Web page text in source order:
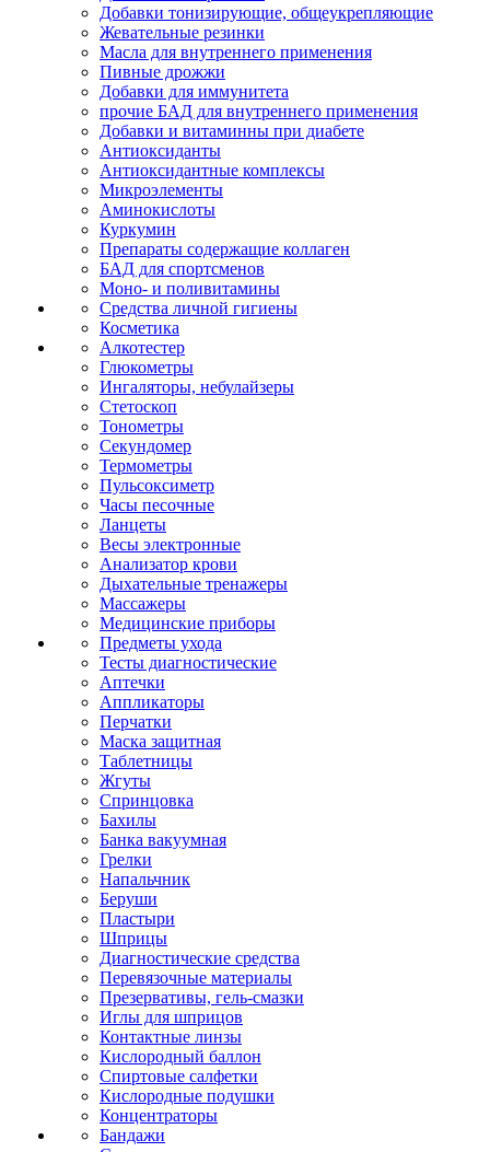
Добавки тонизирующие, общеукрепляющие
Жевательные резинки
Масла для внутреннего применения
Пивные дрожжи
Добавки для иммунитета
прочие БАД для внутреннего применения
Добавки и витаминны при диабете
Антиоксиданты
Антиоксидантные комплексы
Микроэлементы
Аминокислоты
Куркумин
Препараты содержащие коллаген
БАД для спортсменов
Моно- и поливитамины
Средства личной гигиены
Косметика
Алкотестер
Глюкометры
Ингаляторы, небулайзеры
Стетоскоп
Тонометры
Секундомер
Термометры
Пульсоксиметр
Часы песочные
Ланцеты
Весы электронные
Анализатор крови
Дыхательные тренажеры
Массажеры
Медицинские приборы
Предметы ухода
Тесты диагностические
Аптечки
Аппликаторы
Перчатки
Маска защитная
Таблетницы
Жгуты
Спринцовка
Бахилы
Банка вакуумная
Грелки
Напальчник
Беруши
Пластыри
Шприцы
Диагностические средства
Перевязочные материалы
Презервативы, гель-смазки
Иглы для шприцов
Контактные линзы
Кислородный баллон
Спиртовые салфетки
Кислородные подушки
Концентраторы
Бандажи